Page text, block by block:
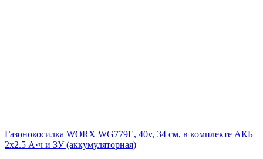
Газонокосилка WORX WG779E, 40v, 34 см, в комплекте АКБ
2х2.5 А·ч и ЗУ (аккумуляторная)